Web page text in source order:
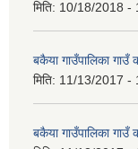
मिति: 10/18/2018 -
बकैया गाउँपालिका गाउँ
मिति: 11/13/2017 -
बकैया गाउँपालिका गाउँ